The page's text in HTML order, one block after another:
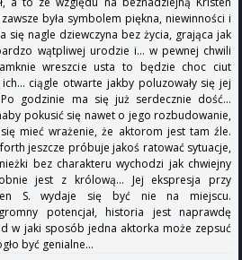
była symbolem piękna, niewinności i
się nagle dziewczyna bez życia, grająca jak
wątpliwej urodzie i... w pewnej chwili
wreszcie usta to będzie choc ciut
ciągle otwarte jakby poluzowały się jej
godzinie ma się już serdecznie dość...
pokusić się nawet o jego rozbudowanie,
mieć wrażenie, że aktorom jest tam źle.
jeszcze próbuje jakoś ratować sytuacje,
bez charakteru wychodzi jak chwiejny
jest z królową... Jej ekspresja przy
S. wydaje się być nie na miejscu.
potencjał, historia jest naprawdę
w jaki sposób jedna aktorka może zepsuć
być genialne...